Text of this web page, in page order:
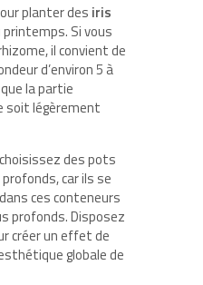
planter des iris
Si vous
il convient de
d’environ 5 à
la partie
soit légèrement
des pots
car ils se
ces conteneurs
profonds. Disposez
créer un effet de
globale de